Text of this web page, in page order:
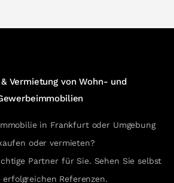
Vermietung von Wohn- und
in Frankfurt oder Umgebung
oder vermieten?
Partner für Sie. Sehen Sie selbst
erfolgreichen Referenzen.